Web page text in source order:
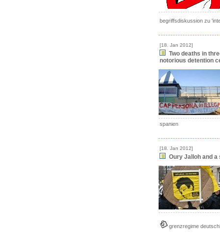
begriffsdiskussion zu
[18. Jan 2012]
Two deaths in
notorious detention
spanien
[18. Jan 2012]
Oury Jalloh and
grenzregime